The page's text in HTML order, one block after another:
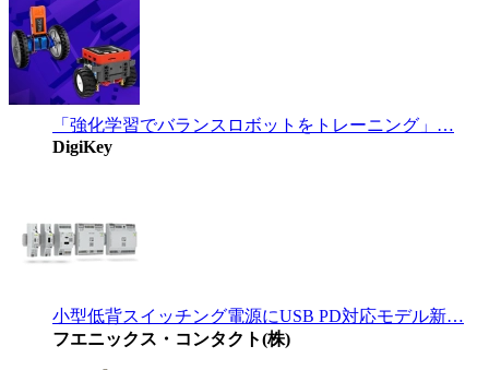
「強化学習でバランスロボットをトレーニング」…
DigiKey
小型低背スイッチング電源にUSB PD対応モデル新…
フエニックス・コンタクト(株)